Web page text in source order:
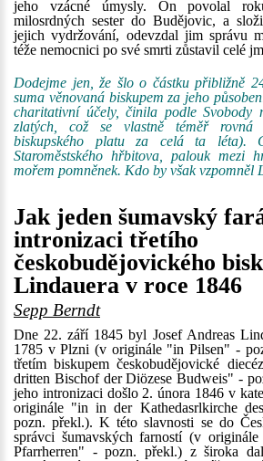
jeho vzácné úmysly. On povolal
milosrdných sester do Budějovic, a
jejich vydržování, odevzdal jim správu
téže nemocnici po své smrti zůstavil celé
Dodejme jen, že šlo o částku přibližně
suma věnovaná biskupem za jeho
charitativní účely, činila podle Svobody
zlatých, což se vlastně téměř rovná
biskupského platu za celá ta léta).
Staroměstského hřbitova, palouk mezi
mořem pomněnek. Kdo by však vzpomněl
Jak jeden šumavský
intronizaci třetího
českobudějovického
Lindauera v roce 1846
Sepp Berndt
Dne 22. září 1845 byl Josef Andreas
1785 v Plzni (v originále "in Pilsen" -
třetím biskupem českobudějovické
dritten Bischof der Diözese Budweis" -
jeho intronizaci došlo 2. února 1846 v
originále "in in der Kathedasrlkirche
pozn. překl.). K této slavnosti se do
správci šumavských farností (v
Pfarrherren" - pozn. překl.) z široka